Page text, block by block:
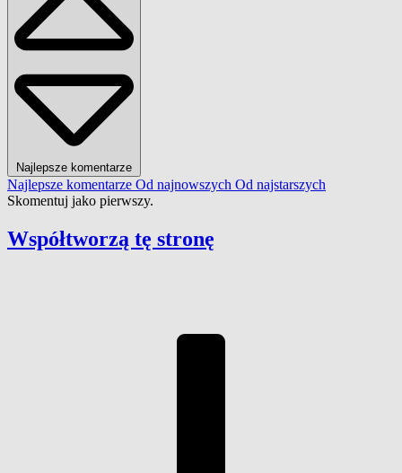
Najlepsze komentarze
Najlepsze komentarze Od najnowszych Od najstarszych
Skomentuj jako pierwszy.
Współtworzą tę stronę